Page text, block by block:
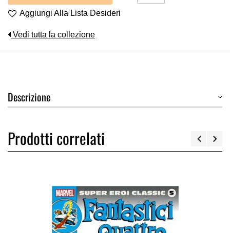
Aggiungi Alla Lista Desideri
Vedi tutta la collezione
Descrizione
Prodotti correlati